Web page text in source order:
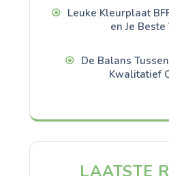
Leuke Kleurplaat
en Je
De Balans
Kwalitatief
LAATSTE